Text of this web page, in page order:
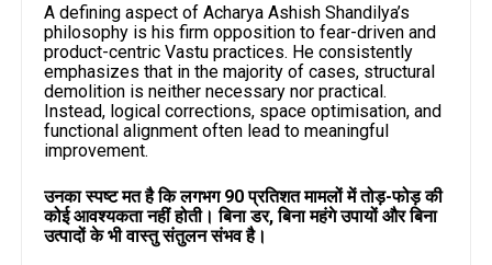
A defining aspect of Acharya Ashish Shandilya’s
philosophy is his firm opposition to fear-driven and
product-centric Vastu practices. He consistently
emphasizes that in the majority of cases, structural
demolition is neither necessary nor practical.
Instead, logical corrections, space optimisation, and
functional alignment often lead to meaningful
improvement.
उनका स्पष्ट मत है कि लगभग 90 प्रतिशत मामलों में तोड़-फोड़ की
कोई आवश्यकता नहीं होती। बिना डर, बिना महंगे उपायों और बिना
उत्पादों के भी वास्तु संतुलन संभव है।